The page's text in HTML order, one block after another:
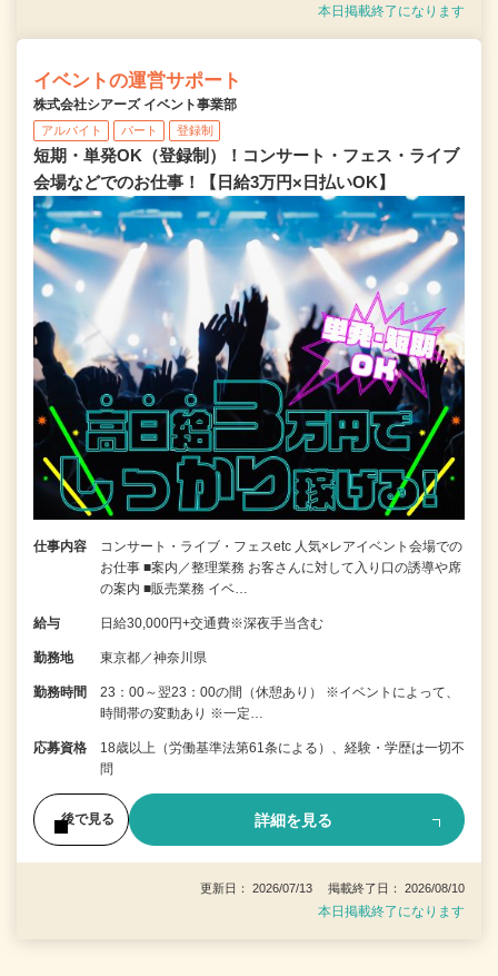
本日掲載終了になります
イベントの運営サポート
株式会社シアーズ イベント事業部
アルバイト パート 登録制
短期・単発OK（登録制）！コンサート・フェス・ライブ
会場などでのお仕事！【日給3万円×日払いOK】
仕事内容
コンサート・ライブ・フェスetc 人気×レアイベント会場での
お仕事 ■案内／整理業務 お客さんに対して入り口の誘導や席
の案内 ■販売業務 イベ…
給与 日給30,000円+交通費※深夜手当含む
勤務地 東京都／神奈川県
勤務時間
23：00～翌23：00の間（休憩あり） ※イベントによって、
時間帯の変動あり ※一定…
応募資格
18歳以上（労働基準法第61条による）、経験・学歴は一切不
問
後で見る 詳細を見る
更新日： 2026/07/13 掲載終了日： 2026/08/10
本日掲載終了になります